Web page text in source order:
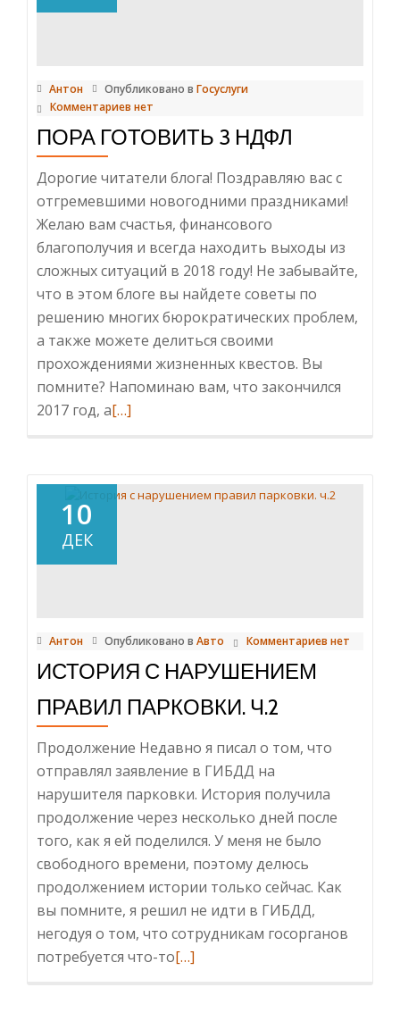
Антон Опубликовано в Госуслуги
Комментариев нет
ПОРА ГОТОВИТЬ 3 НДФЛ
Дорогие читатели блога! Поздравляю вас с
отгремевшими новогодними праздниками!
Желаю вам счастья, финансового
благополучия и всегда находить выходы из
сложных ситуаций в 2018 году! Не забывайте,
что в этом блоге вы найдете советы по
решению многих бюрократических проблем,
а также можете делиться своими
прохождениями жизненных квестов. Вы
помните? Напоминаю вам, что закончился
2017 год, аЧитать
3
[…]
10
ДЕК
Антон Опубликовано в Авто Комментариев нет
ИСТОРИЯ С НАРУШЕНИЕМ
ПРАВИЛ ПАРКОВКИ. Ч.2
Продолжение Недавно я писал о том, что
отправлял заявление в ГИБДД на
нарушителя парковки. История получила
продолжение через несколько дней после
того, как я ей поделился. У меня не было
свободного времени, поэтому делюсь
продолжением истории только сейчас. Как
вы помните, я решил не идти в ГИБДД,
негодуя о том, что сотрудникам госорганов
потребуется что-тоЧитать
[…]